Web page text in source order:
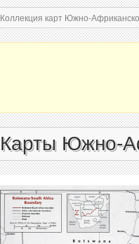
Коллекция карт Южно-
Карты Южно-